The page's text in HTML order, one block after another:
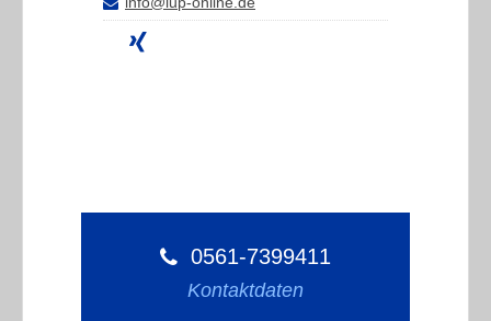
0561-7399411
Kontaktdaten